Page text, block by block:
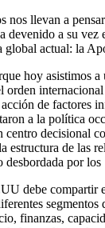
nos llevan a
devenido a su vez
global actual: la
hoy asistimos a
orden internacional
de factores
a la política
decisional
estructura de las
desbordada por
debe compartir
segmentos
finanzas,